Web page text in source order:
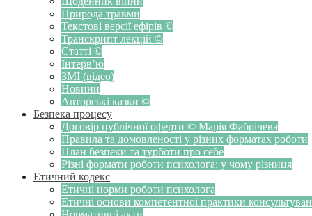
Природа травми
Текстові версії ефірів ©
Транскрипт лекцій ©
Статті ©
Інтерв’ю
ЗМІ (відео)
Новини
Авторські казки ©
Безпека процесу
Договір публічної оферти © Марія Фабрічева
Правила та домовленості у різних форматах роботи
План безпеки та турботи про себе
Різні формати роботи психолога: у чому різниця
Етичний кодекс
Етичні норми роботи психолога
Етичні основи компетентної практики